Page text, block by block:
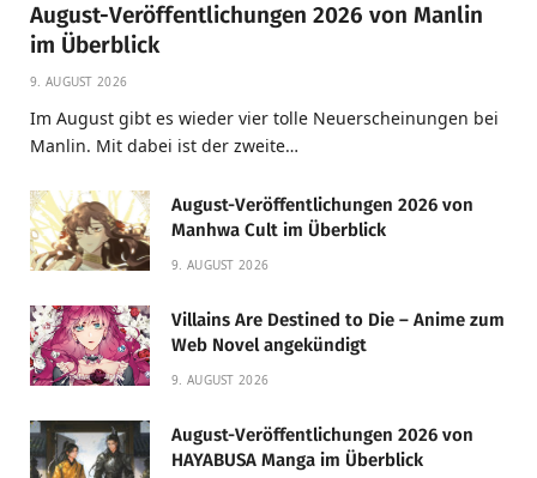
August-Veröffentlichungen 2026 von Manlin
im Überblick
9. AUGUST 2026
Im August gibt es wieder vier tolle Neuerscheinungen bei
Manlin. Mit dabei ist der zweite…
August-Veröffentlichungen 2026 von
Manhwa Cult im Überblick
9. AUGUST 2026
Villains Are Destined to Die – Anime zum
Web Novel angekündigt
9. AUGUST 2026
August-Veröffentlichungen 2026 von
HAYABUSA Manga im Überblick